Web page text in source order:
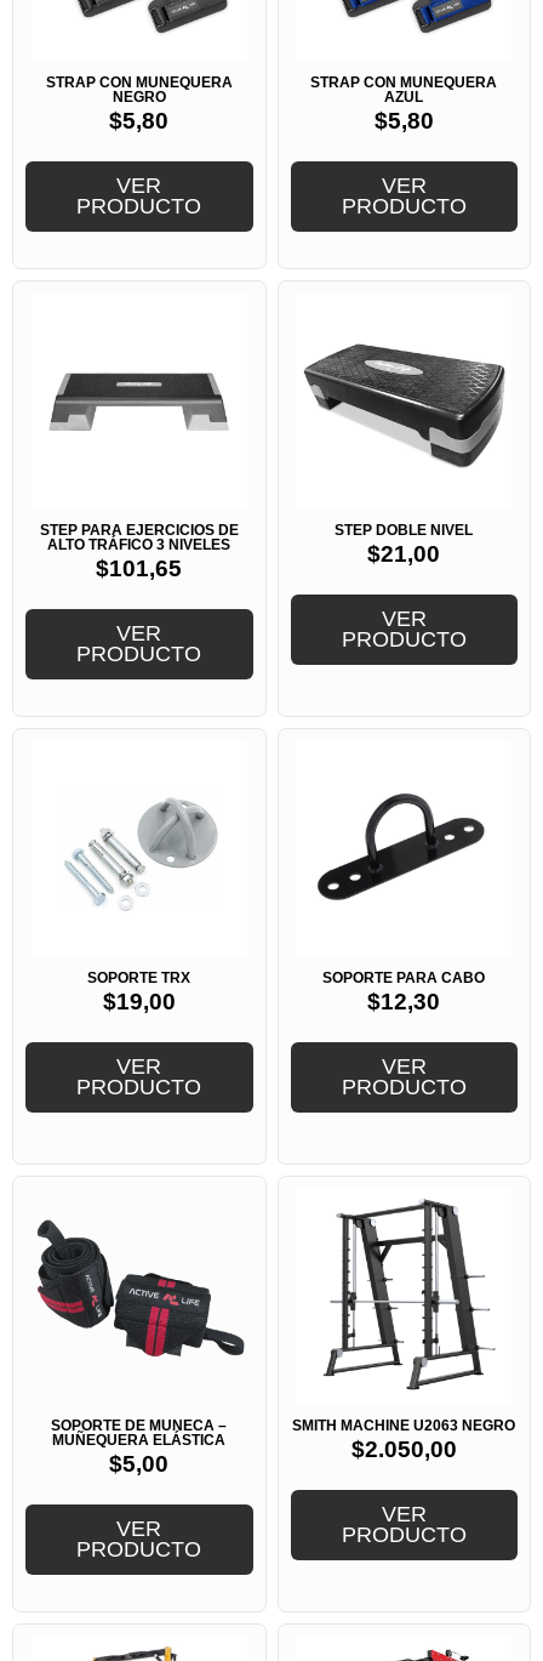
STRAP CON MUÑEQUERA
NEGRO
$5,80
VER
PRODUCTO
STRAP CON MUÑEQUERA
AZUL
$5,80
VER
PRODUCTO
STEP PARA EJERCICIOS DE
ALTO TRÁFICO 3 NIVELES
$101,65
VER
PRODUCTO
STEP DOBLE NIVEL
$21,00
VER
PRODUCTO
SOPORTE TRX
$19,00
VER
PRODUCTO
SOPORTE PARA CABO
$12,30
VER
PRODUCTO
SOPORTE DE MUÑECA –
MUÑEQUERA ELÁSTICA
$5,00
VER
PRODUCTO
SMITH MACHINE U2063 NEGRO
$2.050,00
VER
PRODUCTO